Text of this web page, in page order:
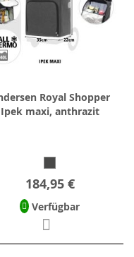
Royal Shopper
Ipek maxi, anthrazit
184,95 €
Verfügbar